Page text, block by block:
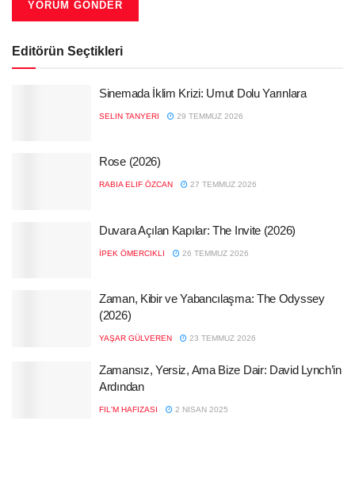
Editörün Seçtikleri
Sinemada İklim Krizi: Umut Dolu Yarınlara
SELIN TANYERI 29 TEMMUZ 2026
Rose (2026)
RABIA ELIF ÖZCAN 27 TEMMUZ 2026
Duvara Açılan Kapılar: The Invite (2026)
İPEK ÖMERCIKLI 26 TEMMUZ 2026
Zaman, Kibir ve Yabancılaşma: The Odyssey
(2026)
YAŞAR GÜLVEREN 23 TEMMUZ 2026
Zamansız, Yersiz, Ama Bize Dair: David Lynch’in
Ardından
FIL'M HAFIZASI 2 NISAN 2025